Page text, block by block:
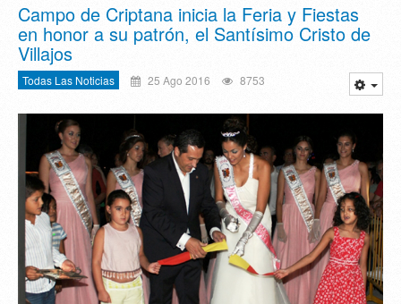
Campo de Criptana inicia la Feria y Fiestas
en honor a su patrón, el Santísimo Cristo de
Villajos
Todas Las Noticias 25 Ago 2016 8753